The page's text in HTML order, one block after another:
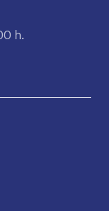
h.